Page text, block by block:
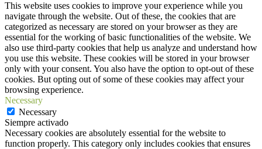
This website uses cookies to improve your experience while you
navigate through the website. Out of these, the cookies that are
categorized as necessary are stored on your browser as they are
essential for the working of basic functionalities of the website. We
also use third-party cookies that help us analyze and understand how
you use this website. These cookies will be stored in your browser
only with your consent. You also have the option to opt-out of these
cookies. But opting out of some of these cookies may affect your
browsing experience.
Necessary
Necessary
Siempre activado
Necessary cookies are absolutely essential for the website to
function properly. This category only includes cookies that ensures